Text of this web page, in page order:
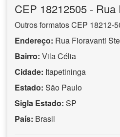
CEP 18212505 - Rua
Outros formatos CEP 18212-
Endereço: Rua Fioravanti
Bairro: Vila Célia
Cidade: Itapetininga
Estado: São Paulo
Sigla Estado: SP
País: Brasil